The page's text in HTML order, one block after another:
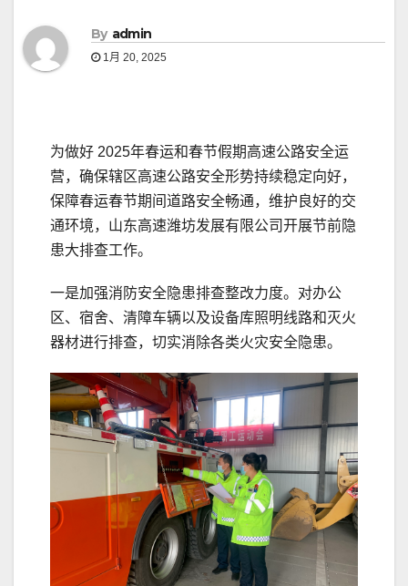
By admin
1月 20, 2025
为做好 2025年春运和春节假期高速公路安全运
营，确保辖区高速公路安全形势持续稳定向好，
保障春运春节期间道路安全畅通，维护良好的交
通环境，山东高速潍坊发展有限公司开展节前隐
患大排查工作。
一是加强消防安全隐患排查整改力度。对办公
区、宿舍、清障车辆以及设备库照明线路和灭火
器材进行排查，切实消除各类火灾安全隐患。